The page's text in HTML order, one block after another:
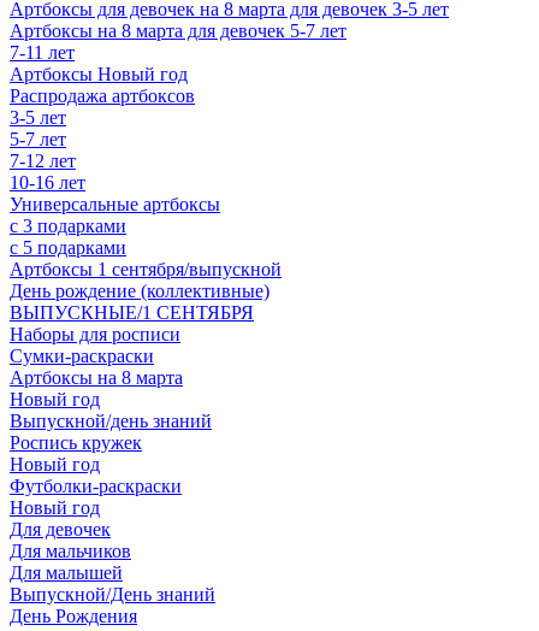
Артбоксы для девочек на 8 марта для девочек 3-5 лет
Артбоксы на 8 марта для девочек 5-7 лет
7-11 лет
Артбоксы Новый год
Распродажа артбоксов
3-5 лет
5-7 лет
7-12 лет
10-16 лет
Универсальные артбоксы
с 3 подарками
с 5 подарками
Артбоксы 1 сентября/выпускной
День рождение (коллективные)
ВЫПУСКНЫЕ/1 СЕНТЯБРЯ
Наборы для росписи
Сумки-раскраски
Артбоксы на 8 марта
Новый год
Выпускной/день знаний
Роспись кружек
Новый год
Футболки-раскраски
Новый год
Для девочек
Для мальчиков
Для малышей
Выпускной/День знаний
День Рождения